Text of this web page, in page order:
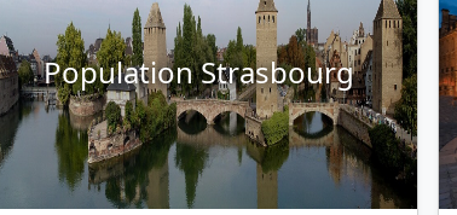
Population Strasbourg